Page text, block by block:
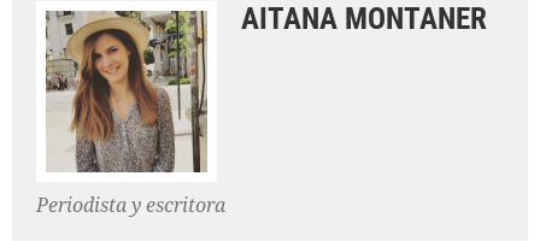
AITANA MONTANER
Periodista y escritora